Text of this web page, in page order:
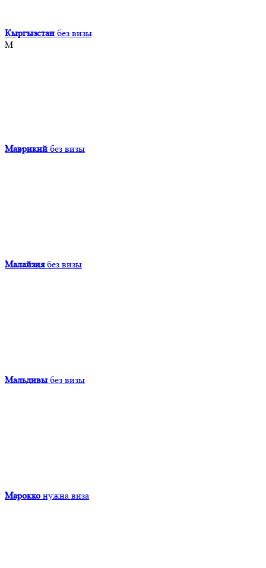
Кыргызcтан без визы
М
Маврикий без визы
Малайзия без визы
Мальдивы без визы
Марокко нужна виза